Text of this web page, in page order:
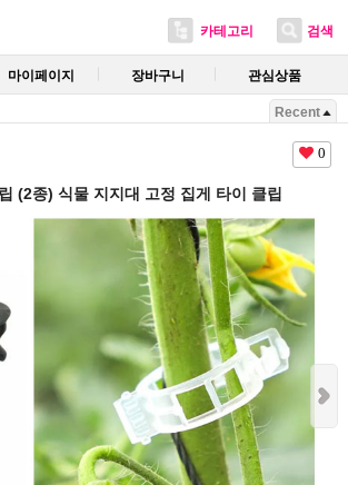
카테고리 검색
마이페이지 장바구니 관심상품
Recent
0
(2종) 식물 지지대 고정 집게 타이 클립